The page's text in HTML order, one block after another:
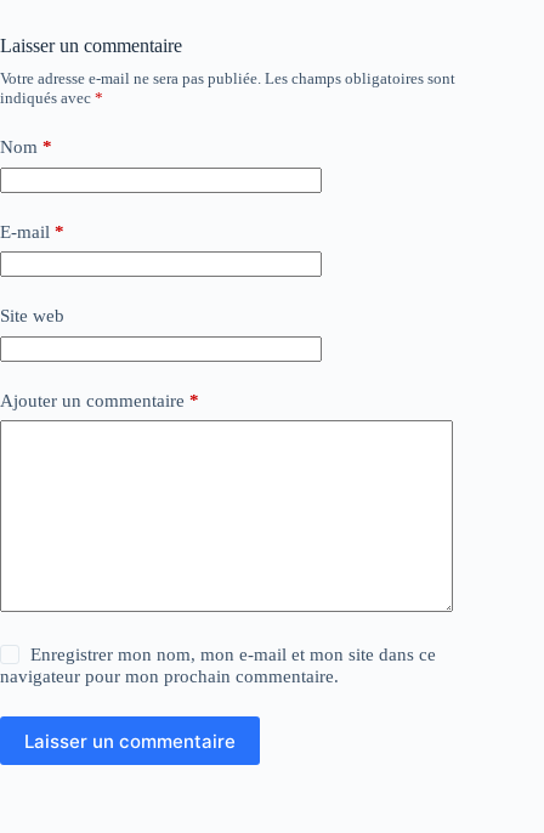
Laisser un commentaire
Votre adresse e-mail ne sera pas publiée. Les champs obligatoires sont
indiqués avec *
Nom *
E-mail *
Site web
Ajouter un commentaire *
Enregistrer mon nom, mon e-mail et mon site dans ce
navigateur pour mon prochain commentaire.
Laisser un commentaire